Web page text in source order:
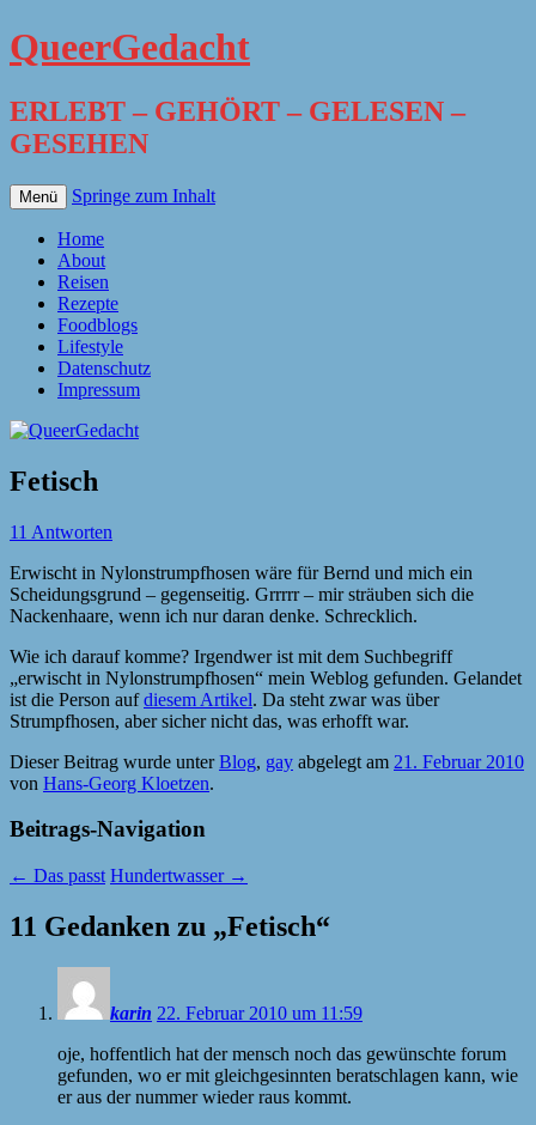
QueerGedacht
ERLEBT – GEHÖRT – GELESEN –
GESEHEN
Menü Springe zum Inhalt
Home
About
Reisen
Rezepte
Foodblogs
Lifestyle
Datenschutz
Impressum
Fetisch
11 Antworten
Erwischt in Nylonstrumpfhosen wäre für Bernd und mich ein
Scheidungsgrund – gegenseitig. Grrrrr – mir sträuben sich die
Nackenhaare, wenn ich nur daran denke. Schrecklich.
Wie ich darauf komme? Irgendwer ist mit dem Suchbegriff
„erwischt in Nylonstrumpfhosen“ mein Weblog gefunden. Gelandet
ist die Person aufdiesem Artikel. Da steht zwar was über
Strumpfhosen, aber sicher nicht das, was erhofft war.
Dieser Beitrag wurde unterBlog, gay abgelegt am 21. Februar 2010
von Hans-Georg Kloetzen.
Beitrags-Navigation
← Das passt Hundertwasser →
11 Gedanken zu „Fetisch“
karin 22. Februar 2010 um 11:59
oje, hoffentlich hat der mensch noch das gewünschte forum
gefunden, wo er mit gleichgesinnten beratschlagen kann, wie
er aus der nummer wieder raus kommt.